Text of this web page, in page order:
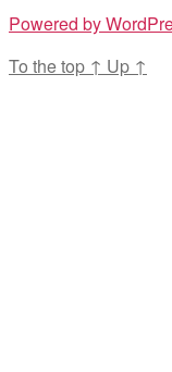
Powered by
To the top ↑ Up ↑